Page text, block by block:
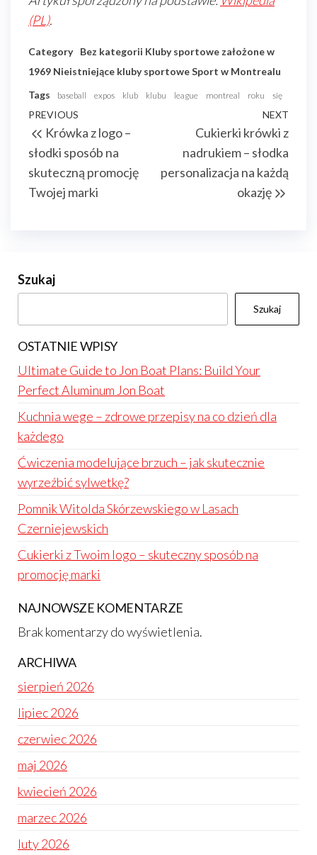
(PL).
Category Bez kategorii Kluby sportowe założone w
1969 Nieistniejące kluby sportoweSport w Montrealu
Tags
baseball expos klub klubu league montreal roku się
Nawigacja
wpisu
Previous
Post
PREVIOUS
Krówka z logo –
słodki sposób na
skuteczną promocję
Twojej marki
Post
NEXT
Cukierki krówki z
nadrukiem – słodka
personalizacja na każdą
okazję
Szukaj
Szukaj
OSTATNIE WPISY
Ultimate Guide to Jon Boat Plans: Build Your
Perfect Aluminum Jon Boat
Kuchnia wege – zdrowe przepisy na co dzień dla
każdego
Ćwiczenia modelujące brzuch – jak skutecznie
wyrzeźbić sylwetkę?
Pomnik Witolda Skórzewskiego w Lasach
Czerniejewskich
Cukierki z Twoim logo – skuteczny sposób na
promocję marki
NAJNOWSZE KOMENTARZE
Brak komentarzy do wyświetlenia.
ARCHIWA
sierpień 2026
lipiec 2026
czerwiec 2026
maj 2026
kwiecień 2026
marzec 2026
luty 2026